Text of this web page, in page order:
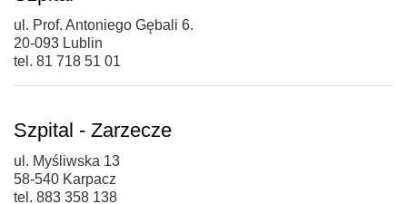
ul. Prof. Antoniego Gębali 6.
20-093 Lublin
tel. 81 718 51 01
Szpital - Zarzecze
ul. Myśliwska 13
58-540 Karpacz
tel. 883 358 138